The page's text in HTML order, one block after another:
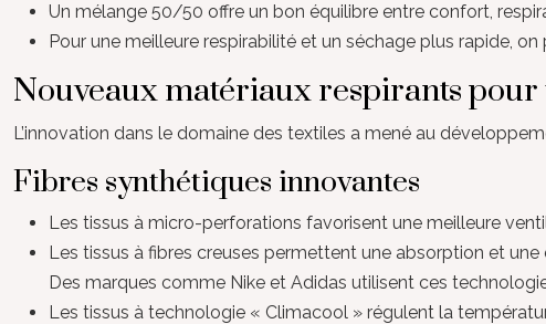
Un mélange 50/50 offre un bon équilibre entre confort,
Pour une meilleure respirabilité et un séchage plus rapide,
Nouveaux matériaux respirants
L’innovation dans le domaine des textiles a mené au
Fibres synthétiques innovantes
Les tissus à micro-perforations favorisent une meilleure
Les tissus à fibres creuses permettent une absorption et
Des marques comme Nike et Adidas utilisent ces
Les tissus à technologie « Climacool » régulent la